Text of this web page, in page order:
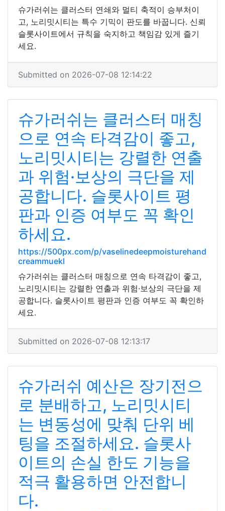
슈가러쉬는 클러스터 연쇄와 멀티 축적이 승부처이
고, 노리밋시티는 특수 기믹이 판도를 바꿉니다. 신뢰
슬롯사이트에서 규칙을 숙지하고 책임감 있게 즐기
세요.
Submitted on 2026-07-08 12:14:22
슈가러쉬는 클러스터 매칭
으로 연속 타격감이 좋고,
노리밋시티는 강렬한 연출
과 위험·보상의 극단을 제
공합니다. 슬롯사이트 평
판과 인증 여부도 꼭 확인
하세요.
https://500px.com/p/vaselinedeepmoisturehand
creammuekl
슈가러쉬는 클러스터 매칭으로 연속 타격감이 좋고,
노리밋시티는 강렬한 연출과 위험·보상의 극단을 제
공합니다. 슬롯사이트 평판과 인증 여부도 꼭 확인하
세요.
Submitted on 2026-07-08 12:13:17
슈가러쉬 예산은 장기전으
로 분배하고, 노리밋시티
는 변동성에 맞춰 단위 베
팅을 조절하세요. 슬롯사
이트의 손실 한도 기능을
적극 활용하면 안전합니
다.